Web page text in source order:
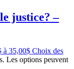
justice? –
à 35,00$ Choix des
Les options peuvent